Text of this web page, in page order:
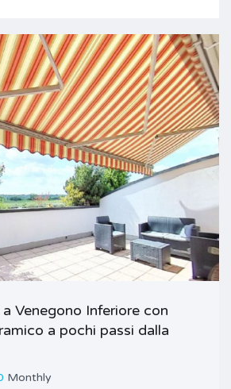
Venegono Inferiore con
a pochi passi dalla
Monthly